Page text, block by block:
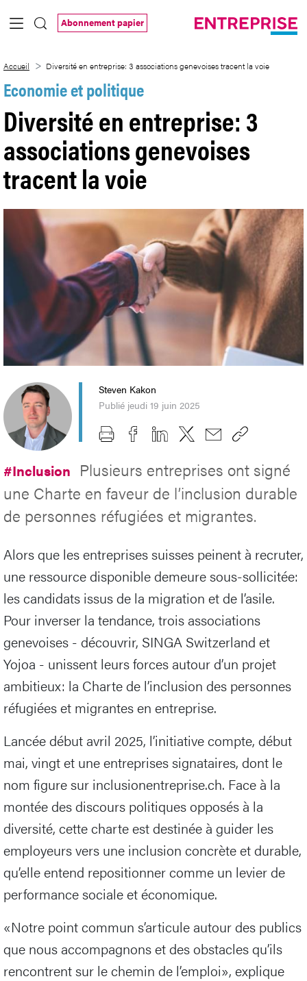
Saut au contenu principal
Abonnement papier
Accueil Diversité en entreprise: 3 associations genevoises tracent la voie
Economie et politique
Diversité en entreprise: 3
associations genevoises
tracent la voie
Steven Kakon
Publié jeudi 19 juin 2025
#Inclusion Plusieurs entreprises ont signé
une Charte en faveur de l’inclusion durable
de personnes réfugiées et migrantes.
Alors que les entreprises suisses peinent à recruter,
une ressource disponible demeure sous-sollicitée:
les candidats issus de la migration et de l’asile.
Pour inverser la tendance, trois associations
genevoises - découvrir, SINGA Switzerland et
Yojoa - unissent leurs forces autour d’un projet
ambitieux: la Charte de l’inclusion des personnes
réfugiées et migrantes en entreprise.
Lancée début avril 2025, l’initiative compte, début
mai, vingt et une entreprises signataires, dont le
nom figure sur inclusionentreprise.ch. Face à la
montée des discours politiques opposés à la
diversité, cette charte est destinée à guider les
employeurs vers une inclusion concrète et durable,
qu’elle entend repositionner comme un levier de
performance sociale et économique.
«Notre point commun s’articule autour des publics
que nous accompagnons et des obstacles qu’ils
rencontrent sur le chemin de l’emploi», explique